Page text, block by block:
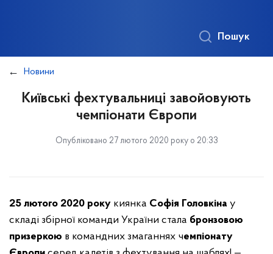
Пошук
Новини
Київські фехтувальниці завойовують
чемпіонати Європи
Опубліковано 27 лютого 2020 року о 20:33
25 лютого 2020 року киянка Софія Головкіна у
складі збірної команди України стала бронзовою
призеркою в командних змаганнях чемпіонату